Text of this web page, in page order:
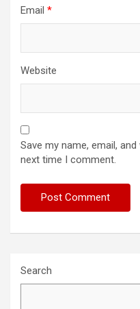
Email *
Website
Save my name, email,
next time I comment.
Search